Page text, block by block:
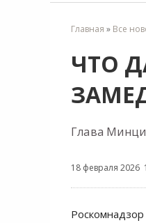
Главная » Все
ЧТО
Глава
18 февраля 2026